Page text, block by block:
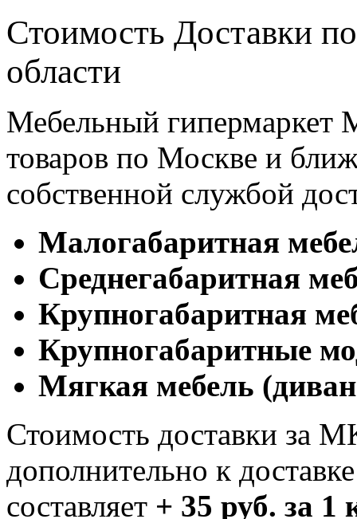
Стоимость Доставки
области
Мебельный гипермаркет
товаров по Москве и
собственной службой
Малогабаритная
Cреднегабаритная
Крупногабаритная
Крупногабаритные
Мягкая мебель
Стоимость доставки за
дополнительно к
составляет + 35 руб. за 1